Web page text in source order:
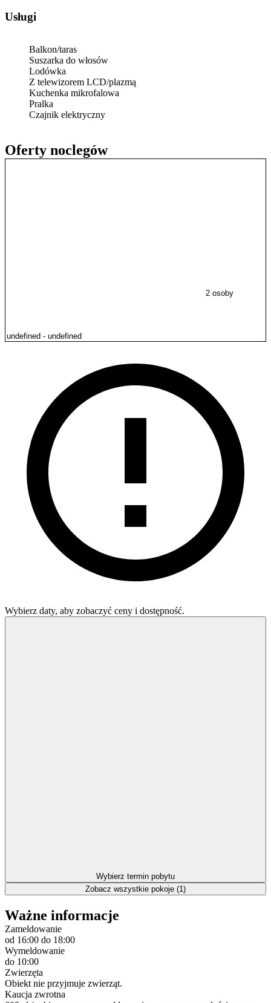
Oferty noclegów
2 osoby
Wybierz daty, aby zobaczyć ceny i dostępność.
Wybierz termin pobytu
Zobacz wszystkie pokoje (1)
Usługi
Balkon/taras
Suszarka do włosów
Lodówka
Z telewizorem LCD/plazmą
Kuchenka mikrofalowa
Pralka
Czajnik elektryczny
Ważne informacje
Zameldowanie
od 16:00 do 18:00
Wymeldowanie
do 10:00
Zwierzęta
Obiekt nie przyjmuje zwierząt.
Kaucja zwrotna